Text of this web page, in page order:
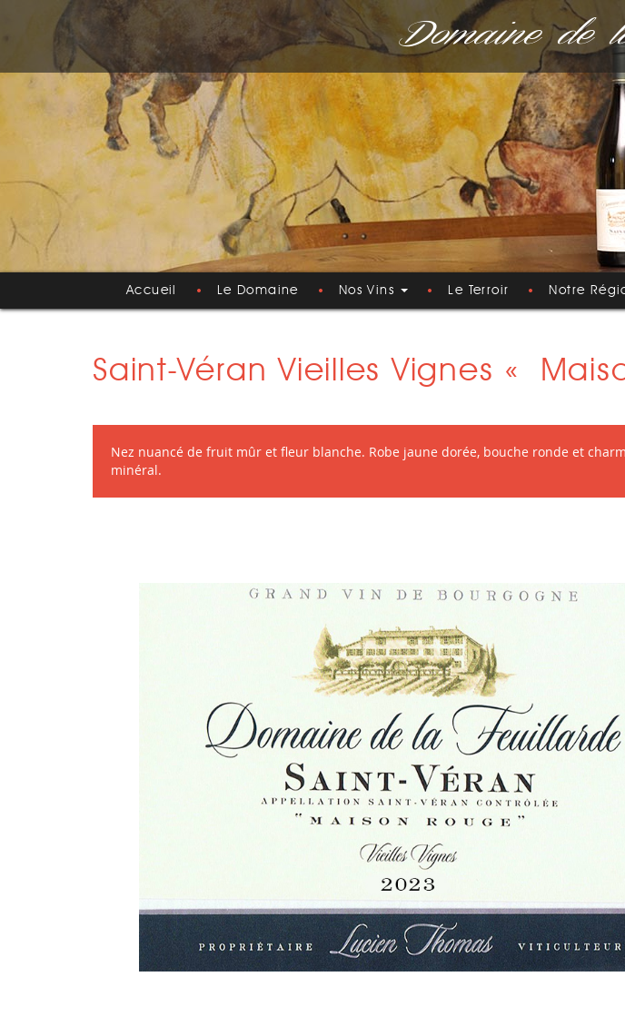
Domaine de
Accueil Le Domaine Nos Vins Le Terroir Notre
Saint-Véran Vieilles Vignes «
Nez nuancé de fruit mûr et fleur blanche. Robe jaune dorée, bouche ronde et
minéral.